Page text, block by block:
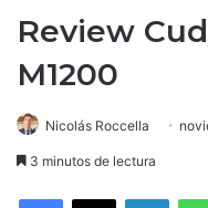
Review
M1200
Nicolás Roccella
3 minutos de lectura
Facebook
X